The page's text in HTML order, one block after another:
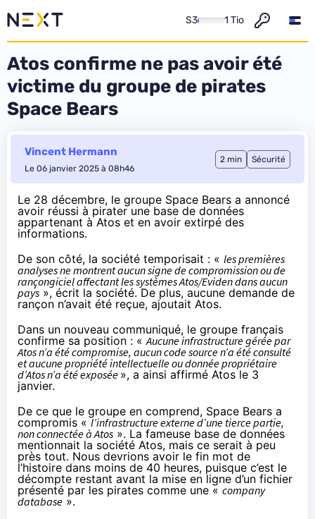
S3 1 Tio
Atos confirme ne pas avoir été
victime du groupe de pirates
Space Bears
Vincent Hermann
Le 06 janvier 2025 à 08h46
2 min Sécurité
Le 28 décembre, le groupe Space Bears a annoncé
avoir réussi à pirater une base de données
appartenant à Atos et en avoir extirpé des
informations.
De son côté, la société temporisait : « les premières
analyses ne montrent aucun signe de compromission ou de
rançongiciel affectant les systèmes Atos/Eviden dans aucun
pays », écrit la société. De plus, aucune demande de
rançon n’avait été reçue, ajoutait Atos.
Dans un nouveau communiqué, le groupe français
confirme sa position : «Aucune infrastructure gérée par
Atos n’a été compromise, aucun code source n’a été consulté
et aucune propriété intellectuelle ou donnée propriétaire
d’Atos n’a été exposée », a ainsi affirmé Atos le 3
janvier.
De ce que le groupe en comprend, Space Bears a
compromis «l’infrastructure externe d’une tierce partie,
non connectée à Atos ». La fameuse base de données
mentionnait la société Atos, mais ce serait à peu
près tout. Nous devrions avoir le fin mot de
l’histoire dans moins de 40 heures, puisque c’est le
décompte restant avant la mise en ligne d’un fichier
présenté par les pirates comme une « company
database ».